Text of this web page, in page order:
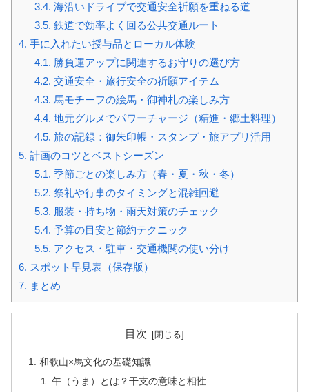
3.4. 海沿いドライブで交通安全祈願を重ねる道
3.5. 鉄道で効率よく回る公共交通ルート
4. 手に入れたい授与品とローカル体験
4.1. 勝負運アップに関連するお守りの選び方
4.2. 交通安全・旅行安全の祈願アイテム
4.3. 馬モチーフの絵馬・御神札の楽しみ方
4.4. 地元グルメでパワーチャージ（精進・郷土料理）
4.5. 旅の記録：御朱印帳・スタンプ・旅アプリ活用
5. 計画のコツとベストシーズン
5.1. 季節ごとの楽しみ方（春・夏・秋・冬）
5.2. 祭礼や行事のタイミングと混雑回避
5.3. 服装・持ち物・雨天対策のチェック
5.4. 予算の目安と節約テクニック
5.5. アクセス・駐車・交通機関の使い分け
6. スポット早見表（保存版）
7. まとめ
目次
和歌山×馬文化の基礎知識
午（うま）とは？干支の意味と相性